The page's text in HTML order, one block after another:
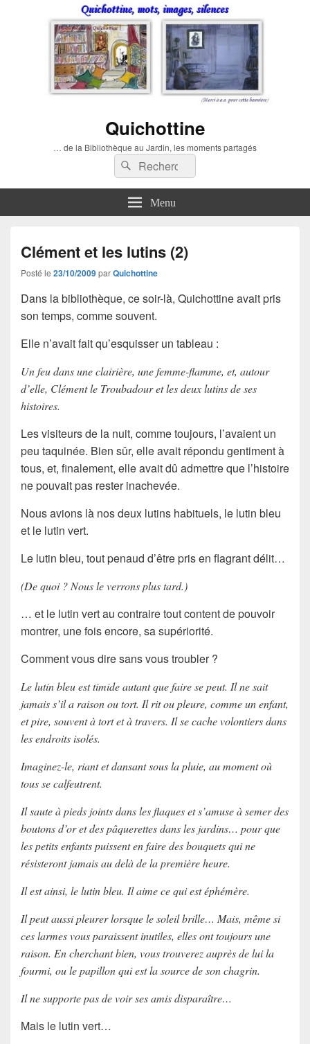
Quichottine
… de la Bibliothèque au Jardin, les moments partagés
Recherche :
Rechercher
Menu
Clément et les lutins (2)
Posté le 23/10/2009parQuichottine
Dans la bibliothèque, ce soir-là, Quichottine avait pris
son temps, comme souvent.
Elle n’avait fait qu’esquisser un tableau :
Un feu dans une clairière, une femme-flamme, et, autour
d’elle, Clément le Troubadour et les deux lutins de ses
histoires.
Les visiteurs de la nuit, comme toujours, l’avaient un
peu taquinée. Bien sûr, elle avait répondu gentiment à
tous, et, finalement, elle avait dû admettre que l’histoire
ne pouvait pas rester inachevée.
Nous avions là nos deux lutins habituels, le lutin bleu
et le lutin vert.
Le lutin bleu, tout penaud d’être pris en flagrant délit…
(De quoi ? Nous le verrons plus tard.)
… et le lutin vert au contraire tout content de pouvoir
montrer, une fois encore, sa supériorité.
Comment vous dire sans vous troubler ?
Le lutin bleu est timide autant que faire se peut. Il ne sait
jamais s’il a raison ou tort. Il rit ou pleure, comme un enfant,
et pire, souvent à tort et à travers. Il se cache volontiers dans
les endroits isolés.
Imaginez-le, riant et dansant sous la pluie, au moment où
tous se calfeutrent.
Il saute à pieds joints dans les flaques et s’amuse à semer des
boutons d’or et des pâquerettes dans les jardins… pour que
les petits enfants puissent en faire des bouquets qui ne
résisteront jamais au delà de la première heure.
Il est ainsi, le lutin bleu. Il aime ce qui est éphémère.
Il peut aussi pleurer lorsque le soleil brille… Mais, même si
ces larmes vous paraissent inutiles, elles ont toujours une
raison. En cherchant bien, vous trouverez auprès de lui la
fourmi, ou le papillon qui est la source de son chagrin.
Il ne supporte pas de voir ses amis disparaître…
Mais le lutin vert…